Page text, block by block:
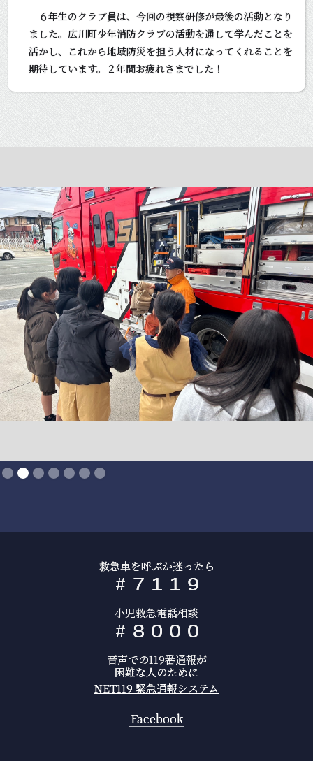
６年生のクラブ員は、今回の視察研修が最後の活動となり
ました。広川町少年消防クラブの活動を通して学んだことを
活かし、これから地域防災を担う人材になってくれることを
期待しています。２年間お疲れさまでした！
Slide 2 of 7.
救急車を呼ぶか迷ったら
# 7 1 1 9
小児救急電話相談
# 8 0 0 0
音声での119番通報が
困難な人のために
NET119 緊急通報システム
Facebook